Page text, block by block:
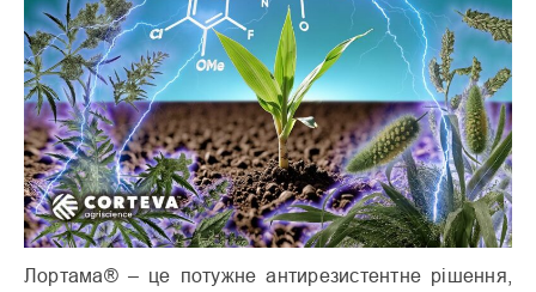
Лортама® – це потужне антирезистентне рішення,